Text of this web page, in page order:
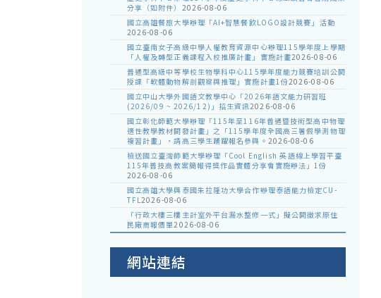
分享（如附件） 2026-08-06
國立高雄餐旅大學辦理「AI+智慧餐飲LOGO設計競賽」活動
2026-08-06
國立臺南女子高級中學人權教育資源中心辦理115學年度上學期
「人權及轉型正義課程入校推廣計畫」實施計畫2026-08-06
普通型高級中等學校生物學科中心115學年度能力競賽培訓公開
授課「軟體動物解剖觀察與推理」實施計畫1份2026-08-06
國立中山大學外國語文教學中心「2026年語文能力研習班
(2026/09 ~ 2026/12)」招生資訊2026-08-06
國立彰化師範大學辦理「115年至116年普通暨技術型高中物理
適性教學教材開發計畫」之「115學年度全國高三暑假學測物理
複習計畫」，請高三學生踴躍報名參與。 2026-08-06
檢送國立臺灣師範大學辦理「Cool English 英語線上學習平臺
115年普技高教案簡報得獎作品實體分享會實施辦法」1份
2026-08-06
國立高雄大學與泰國朱拉隆功大學合作辦理泰語能力檢定CU-
TFL2026-08-06
「行政大樓三樓主計室外平台漏水整修一式」擬公開徵求原住
民廠商報價單2026-08-06
網站連結